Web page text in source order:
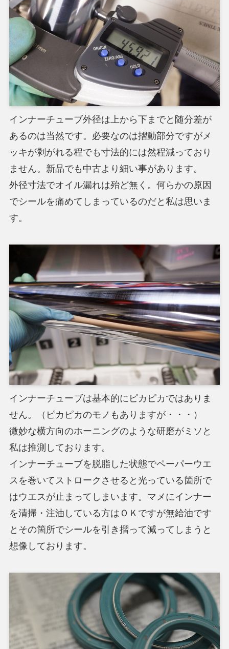
インナーチューブ外径は上から下までと随分差が
あるのは当然です。必要なのは摺動部分ですがメ
ッキが剥がれる程でも寸法的には然程減っており
ません。新品でも中古より細い事があります。
外径寸法でオイル漏れは殆ど無く。何らかの原因
でシールを痛めてしまっているのだと私は思いま
す。
インナーチューブは基本的にピカピカではありま
せん。（ピカピカのモノもありますが・・・）
微妙な横方向のホーニングのような研磨がミソと
私は推測しております。
インナーチューブを脱脂した状態でペーパーウエ
スを巻いてストロークさせると光っている箇所で
はウエスが止まってしまいます。マメにインナー
を清掃・注油している方はＯＫですが無給油です
とその箇所でシールを引き摺って減ってしまうと
想像しております。